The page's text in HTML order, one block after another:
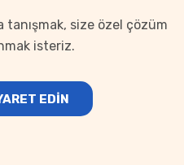
tanışmak, size özel çözüm
isteriz.
EDİN